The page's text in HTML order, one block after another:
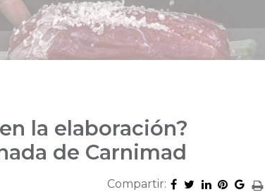
la elaboración?
de Carnimad
Compartir: